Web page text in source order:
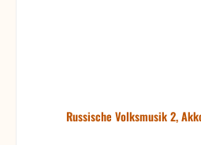
Russische Volksmusik 2,